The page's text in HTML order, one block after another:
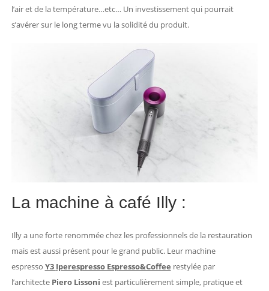
l’air et de la température…etc… Un investissement qui pourrait
s’avérer sur le long terme vu la solidité du produit.
La machine à café Illy :
Illy a une forte renommée chez les professionnels de la restauration
mais est aussi présent pour le grand public. Leur machine
espresso Y3 Iperespresso Espresso&Coffee restylée par
l’architecte Piero Lissoni est particulièrement simple, pratique et